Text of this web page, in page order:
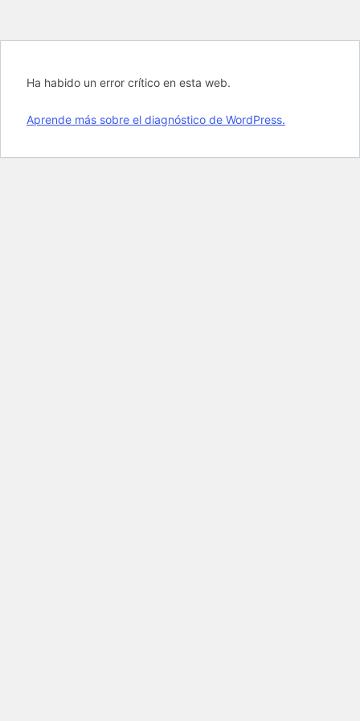
Ha habido un error crítico en esta web.
Aprende más sobre el diagnóstico de WordPress.